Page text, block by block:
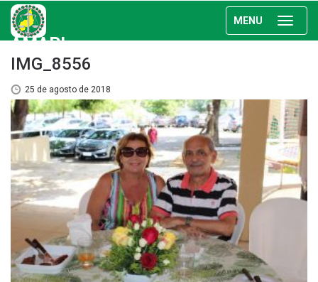
MENU
AMAPI
IMG_8556
25 de agosto de 2018